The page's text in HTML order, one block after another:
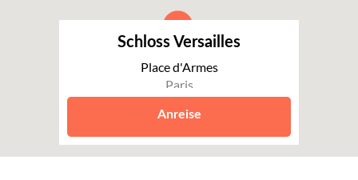
Schloss Versailles
Place d'Armes
Paris
Anreise